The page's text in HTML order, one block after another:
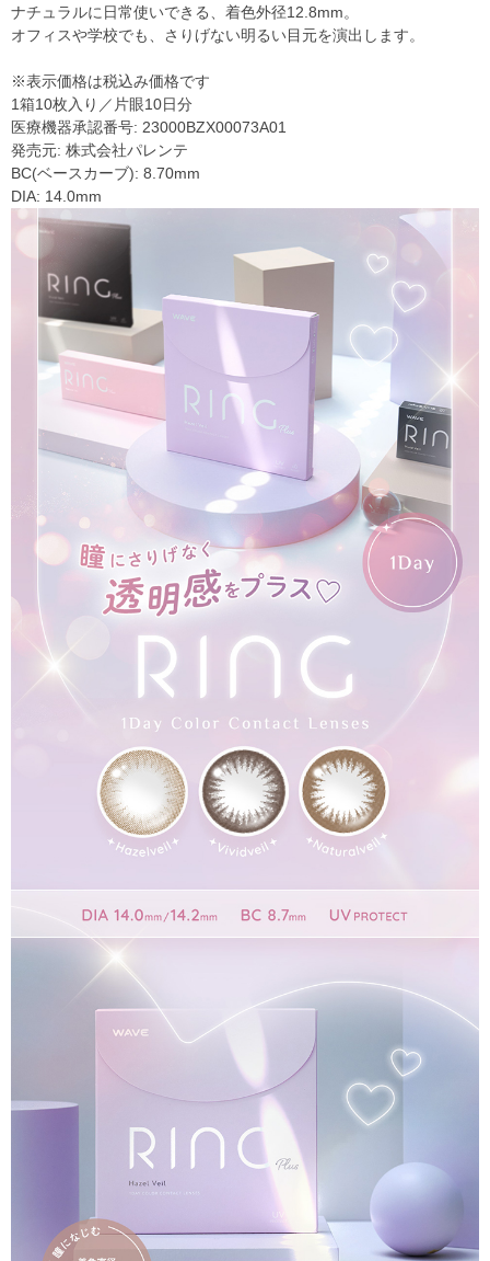
ナチュラルに日常使いできる、着色外径12.8mm。
オフィスや学校でも、さりげない明るい目元を演出します。
※表示価格は税込み価格です
1箱10枚入り／片眼10日分
医療機器承認番号: 23000BZX00073A01
発売元: 株式会社パレンテ
BC(ベースカーブ): 8.70mm
DIA: 14.0mm